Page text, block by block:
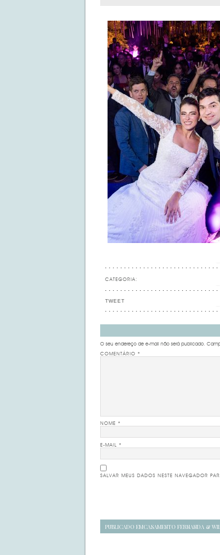
CATEGORIA:
TWEET
O seu endereço de e-mail não será publicado.
COMENTÁRIO *
NOME *
E-MAIL *
SALVAR MEUS DADOS NESTE NAVEGADOR
Navegação
PUBLICADO EMCASAMENTO FERNANDA &